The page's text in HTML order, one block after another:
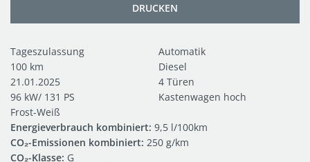
DRUCKEN
Tageszulassung
100 km
21.01.2025
96 kW/ 131 PS
Frost-Weiß
Automatik
Diesel
4 Türen
Kastenwagen hoch
Energieverbrauch kombiniert: 9,5 l/100km
CO₂-Emissionen kombiniert: 250 g/km
CO₂-Klasse: G